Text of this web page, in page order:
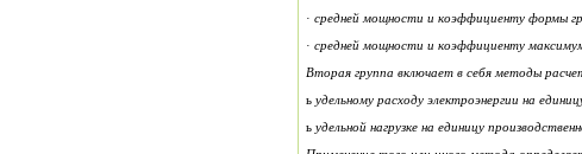
· средней мощности и коэффициенту формы
· средней мощности и коэффициенту
Вторая группа включает в себя методы
ь удельному расходу электроэнергии на
ь удельной нагрузке на единицу